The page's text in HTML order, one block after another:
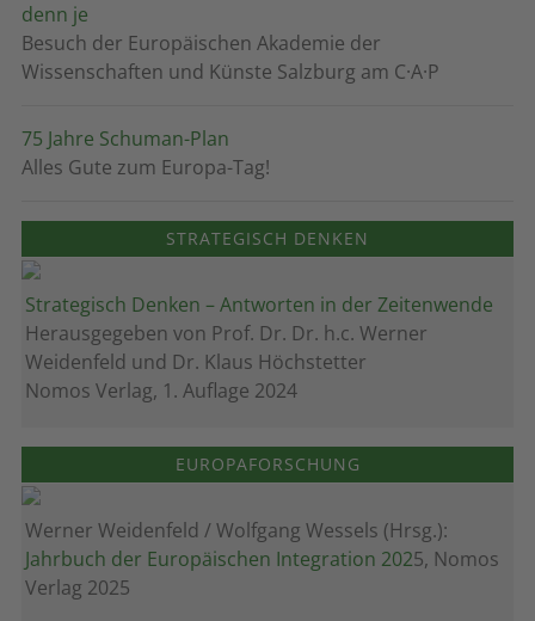
denn je
Besuch der Europäischen Akademie der
Wissenschaften und Künste Salzburg am C·A·P
75 Jahre Schuman-Plan
Alles Gute zum Europa-Tag!
STRATEGISCH DENKEN
Strategisch Denken – Antworten in der Zeitenwende
Herausgegeben von Prof. Dr. Dr. h.c. Werner
Weidenfeld und Dr. Klaus Höchstetter
Nomos Verlag, 1. Auflage 2024
EUROPAFORSCHUNG
Werner Weidenfeld / Wolfgang Wessels (Hrsg.):
Jahrbuch der Europäischen Integration 2025, Nomos
Verlag 2025